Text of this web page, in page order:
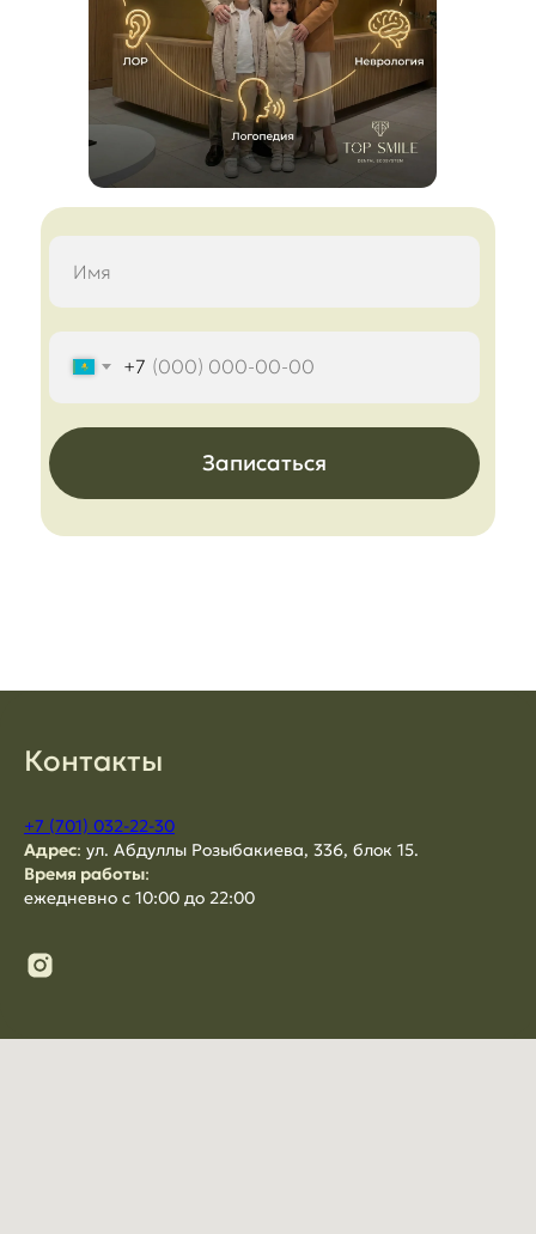
+7
Записаться
Контакты
+7 (701) 032-22-30
Адрес: ул. Абдуллы Розыбакиева, 336, блок 15.
Время работы:
ежедневно с 10:00 до 22:00